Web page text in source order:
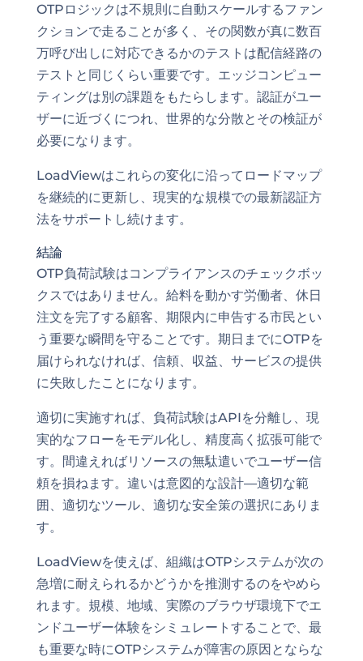
OTPロジックは不規則に自動スケールするファン
クションで走ることが多く、その関数が真に数百
万呼び出しに対応できるかのテストは配信経路の
テストと同じくらい重要です。エッジコンピュー
ティングは別の課題をもたらします。認証がユー
ザーに近づくにつれ、世界的な分散とその検証が
必要になります。
LoadViewはこれらの変化に沿ってロードマップ
を継続的に更新し、現実的な規模での最新認証方
法をサポートし続けます。
結論
OTP負荷試験はコンプライアンスのチェックボッ
クスではありません。給料を動かす労働者、休日
注文を完了する顧客、期限内に申告する市民とい
う重要な瞬間を守ることです。期日までにOTPを
届けられなければ、信頼、収益、サービスの提供
に失敗したことになります。
適切に実施すれば、負荷試験はAPIを分離し、現
実的なフローをモデル化し、精度高く拡張可能で
す。間違えればリソースの無駄遣いでユーザー信
頼を損ねます。違いは意図的な設計—適切な範
囲、適切なツール、適切な安全策の選択にありま
す。
LoadViewを使えば、組織はOTPシステムが次の
急増に耐えられるかどうかを推測するのをやめら
れます。規模、地域、実際のブラウザ環境下でエ
ンドユーザー体験をシミュレートすることで、最
も重要な時にOTPシステムが障害の原因とならな